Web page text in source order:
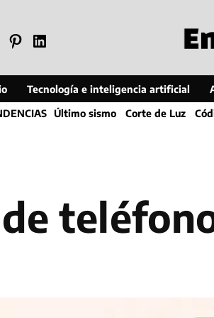
PinterestLinkedin
Tecnología e inteligencia artificial
Último sismo Corte de Luz
de